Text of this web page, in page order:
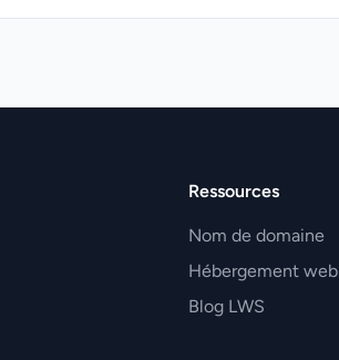
Ressources
Nom de domaine
Hébergement web
Blog LWS